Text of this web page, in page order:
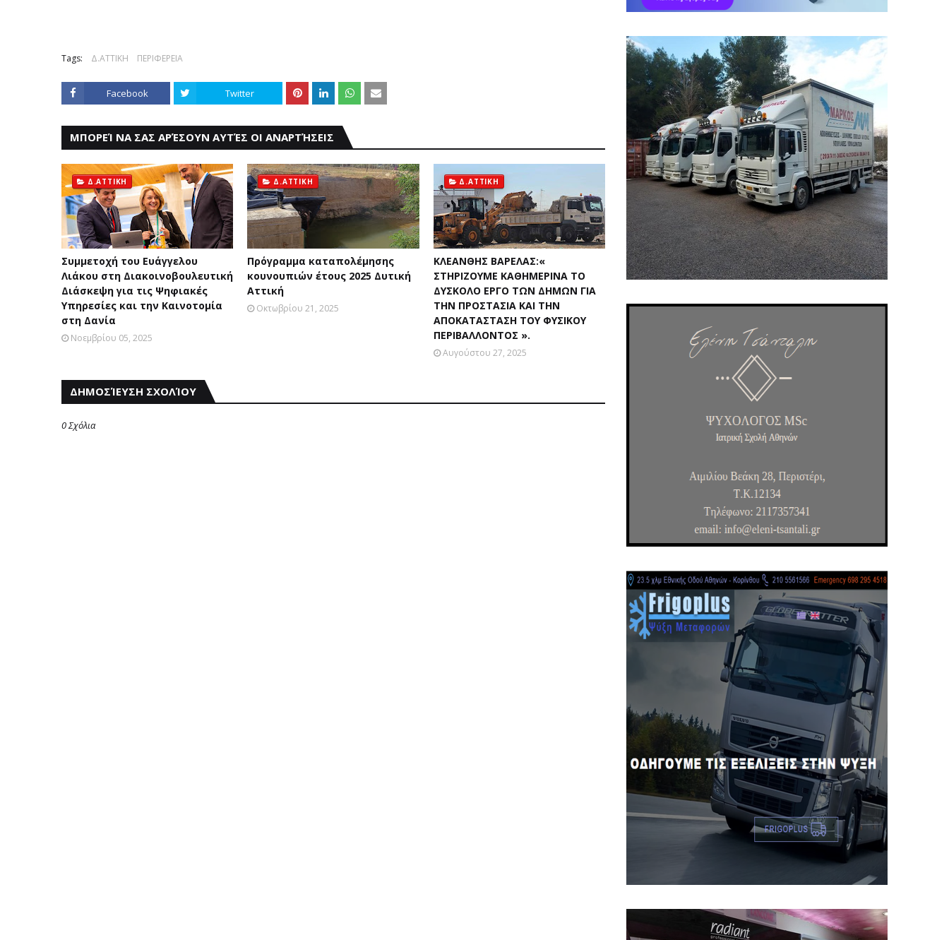
Tags: Δ.ΑΤΤΙΚΗ ΠΕΡΙΦΕΡΕΙΑ
Facebook Twitter
ΜΠΟΡΕΊ ΝΑ ΣΑΣ ΑΡΈΣΟΥΝ ΑΥΤΈΣ ΟΙ ΑΝΑΡΤΉΣΕΙΣ
Δ.ΑΤΤΙΚΗ
Συμμετοχή του Ευάγγελου
Λιάκου στη Διακοινοβουλευτική
Διάσκεψη για τις Ψηφιακές
Υπηρεσίες και την Καινοτομία
στη Δανία
Νοεμβρίου 05, 2025
Δ.ΑΤΤΙΚΗ
Πρόγραμμα καταπολέμησης
κουνουπιών έτους 2025 Δυτική
Αττική
Οκτωβρίου 21, 2025
Δ.ΑΤΤΙΚΗ
ΚΛΕΑΝΘΗΣ ΒΑΡΕΛΑΣ:«
ΣΤΗΡΙΖΟΥΜΕ ΚΑΘΗΜΕΡΙΝΑ ΤΟ
ΔΥΣΚΟΛΟ ΕΡΓΟ ΤΩΝ ΔΗΜΩΝ ΓΙΑ
ΤΗΝ ΠΡΟΣΤΑΣΙΑ ΚΑΙ ΤΗΝ
ΑΠΟΚΑΤΑΣΤΑΣΗ ΤΟΥ ΦΥΣΙΚΟΥ
ΠΕΡΙΒΑΛΛΟΝΤΟΣ ».
Αυγούστου 27, 2025
ΔΗΜΟΣΊΕΥΣΗ ΣΧΟΛΊΟΥ
0 Σχόλια